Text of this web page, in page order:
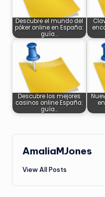
Descubre el mundo del
póker online en España:
guía…
Descubre los mejores
casinos online España:
guía…
AmaliaMJones
View All Posts